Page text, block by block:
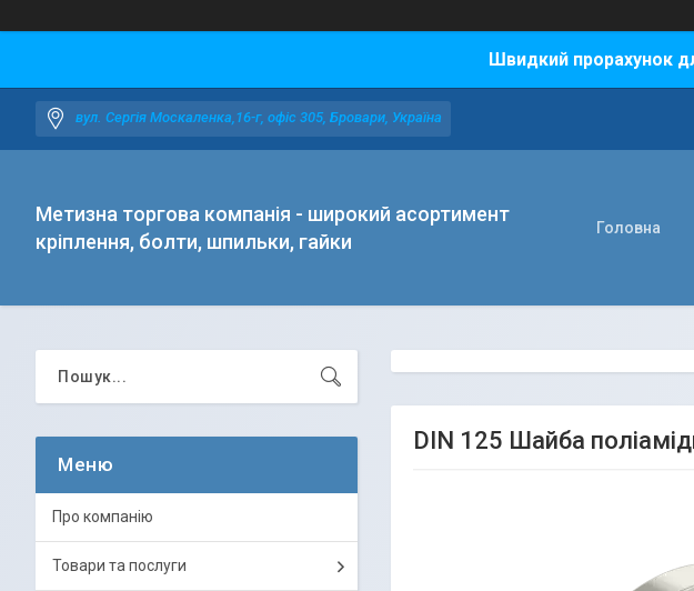
Швидкий прорахунок
вул. Сергія Москаленка,16-г, офіс 305, Бровари, Україна
Метизна торгова компанія - широкий асортимент
кріплення, болти, шпильки, гайки
Головна
DIN 125 Шайба
Про компанію
Товари та послуги